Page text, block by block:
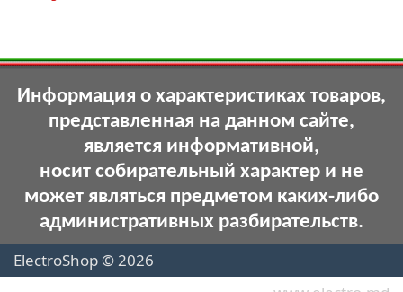
Информация о характеристиках товаров,
представленная на данном сайте,
является информативной,
носит собирательный характер и не
может являться предметом каких-либо
административных разбирательств.
ElectroShop © 2026